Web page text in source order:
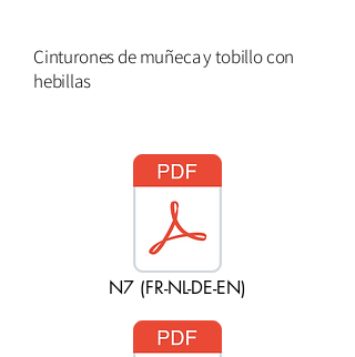
Cinturones de muñeca y tobillo con
hebillas
N7 (FR-NL-DE-EN)